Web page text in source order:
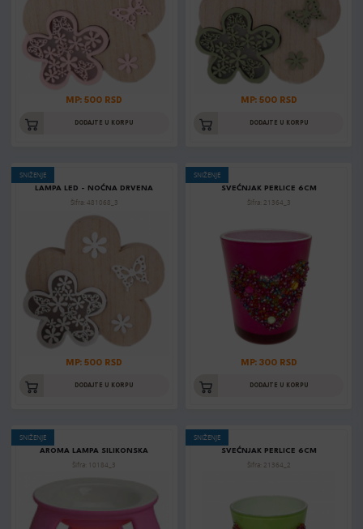
MP: 500 RSD
DODAJTE U KORPU
MP: 500 RSD
DODAJTE U KORPU
SNIŽENJE
LAMPA LED - NOĆNA DRVENA
Šifra: 481068_3
MP: 500 RSD
DODAJTE U KORPU
SNIŽENJE
SVEĆNJAK PERLICE 6CM
Šifra: 21364_3
MP: 300 RSD
DODAJTE U KORPU
SNIŽENJE
AROMA LAMPA SILIKONSKA
Šifra: 10184_3
SNIŽENJE
SVEĆNJAK PERLICE 6CM
Šifra: 21364_2